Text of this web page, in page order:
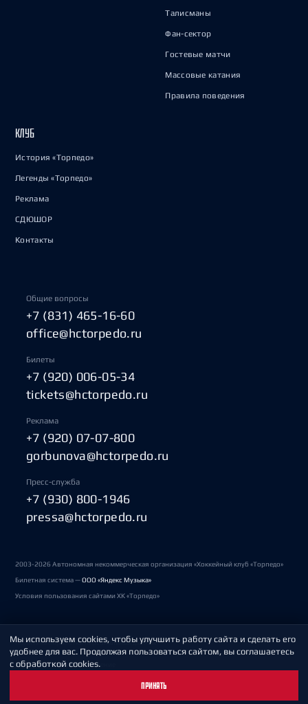
Талисманы
Фан-сектор
Гостевые матчи
Массовые катания
Правила поведения
КЛУБ
История «Торпедо»
Легенды «Торпедо»
Реклама
СДЮШОР
Контакты
Общие вопросы
+7 (831) 465-16-60
office@hctorpedo.ru
Билеты
+7 (920) 006-05-34
tickets@hctorpedo.ru
Реклама
+7 (920) 07-07-800
gorbunova@hctorpedo.ru
Пресс-служба
+7 (930) 800-1946
pressa@hctorpedo.ru
2003-2026 Автономная некоммерческая организация «Хоккейный клуб «Торпедо»
Билетная система —ООО «Яндекс Музыка»
Условия пользования сайтами ХК «Торпедо»
Политика обработки персональных данных
Пользовательское соглашение
Мы используем cookies, чтобы улучшить работу сайта и сделать его
удобнее для вас. Продолжая пользоваться сайтом, вы соглашаетесь
с обработкой cookies.
ПРИНЯТЬ